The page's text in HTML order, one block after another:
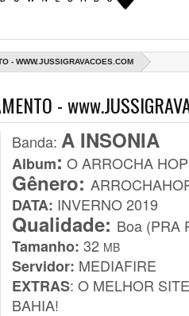
- WWW.JUSSIGRAVACOES.COM
-
Banda: A INSONIA
Album: O ARROCHA
Gênero:
DATA: INVERNO2019
Qualidade: Boa (PRA
Tamanho: 32 MB
Servidor: MEDIAFIRE
EXTRAS: O MELHOR
BAHIA!